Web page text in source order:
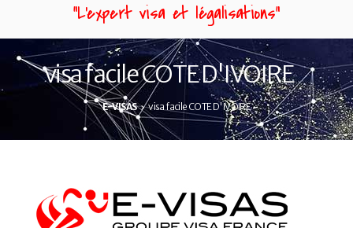
“L'expert visa et légalisations”
visa facile COTE D'IVOIRE
E-VISAS visa facile COTE D'IVOIRE